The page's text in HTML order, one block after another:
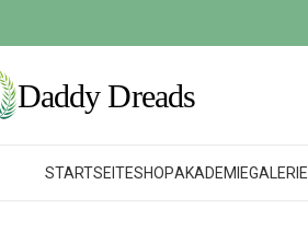
STARTSEITESHOPAKADEMIEGALERIE